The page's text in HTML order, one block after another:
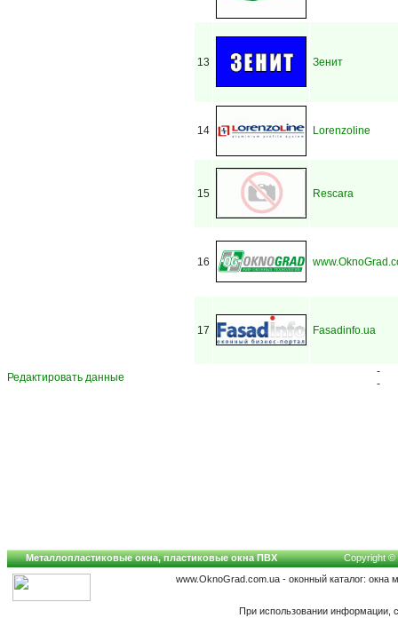
13 Зенит
14 Lorenzoline
15 Rescara
16
17 Fasadinfo.ua
Редактировать данные
-
-
Металлопластиковые окна, пластиковые окна ПВХ
Copyright ©
www.OknoGrad.com.ua - оконный каталог:
При использовании информации,